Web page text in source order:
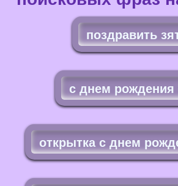
поздравить
с днем рождения
открытка с днем